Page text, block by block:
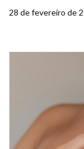
28 de fevereiro de